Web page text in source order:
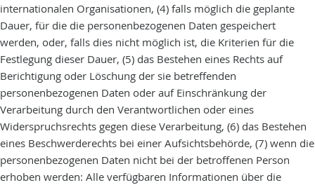
internationalen Organisationen, (4) falls möglich die geplante
Dauer, für die die personenbezogenen Daten gespeichert
werden, oder, falls dies nicht möglich ist, die Kriterien für die
Festlegung dieser Dauer, (5) das Bestehen eines Rechts auf
Berichtigung oder Löschung der sie betreffenden
personenbezogenen Daten oder auf Einschränkung der
Verarbeitung durch den Verantwortlichen oder eines
Widerspruchsrechts gegen diese Verarbeitung, (6) das Bestehen
eines Beschwerderechts bei einer Aufsichtsbehörde, (7) wenn die
personenbezogenen Daten nicht bei der betroffenen Person
erhoben werden: Alle verfügbaren Informationen über die